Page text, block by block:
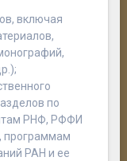
включая
по
РНФ, РФФИ
программам
РАН и ее